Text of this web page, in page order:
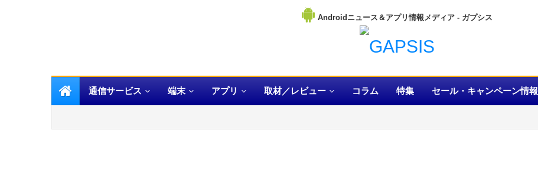
Androidニュース＆アプリ情報メディア
通信サービス 端末 アプリ 取材／レビュー コラム 特集 セール・キャンペーン情報